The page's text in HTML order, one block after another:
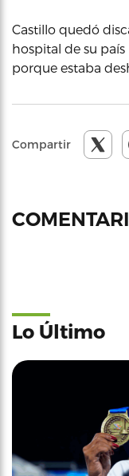
Castillo quedó
hospital de su
porque estaba
Compartir
Lo Último